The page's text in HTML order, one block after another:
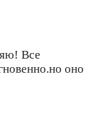
Все
оно